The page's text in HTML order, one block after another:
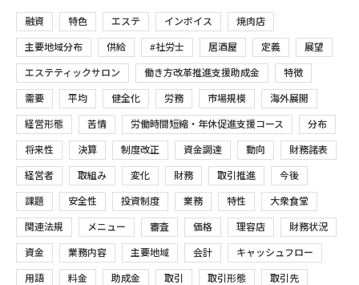
融資 特色 エステ インボイス 焼肉店
主要地域分布 供給 #社労士 居酒屋 定義 展望
エステティックサロン 働き方改革推進支援助成金 特徴
需要 平均 健全化 労務 市場規模 海外展開
経営形態 苦情 労働時間短縮・年休促進支援コース 分布
将来性 決算 制度改正 資金調達 動向 財務諸表
経営者 取組み 変化 財務 取引推進 今後
課題 安全性 投資制度 業務 特性 大衆食堂
関連法規 メニュー 審査 価格 理容店 財務状況
資金 業務内容 主要地域 会計 キャッシュフロー
用語 料金 助成金 取引 取引形態 取引先